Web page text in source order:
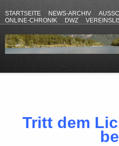
STARTSEITE NEWS-ARCHIV
ONLINE-CHRONIK
DWZ
Tritt dem